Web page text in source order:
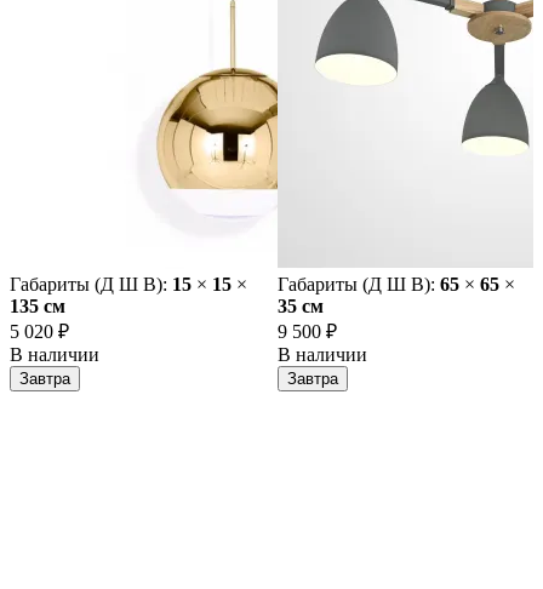
Габариты (Д Ш В): 15 × 15 ×
135 cм
5 020 ₽
В наличии
Завтра
Габариты (Д Ш В): 65 × 65 ×
35 cм
9 500 ₽
В наличии
Завтра